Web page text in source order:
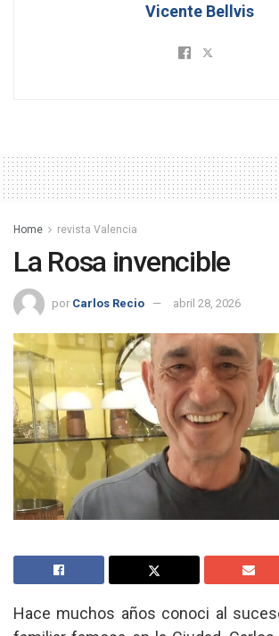
Vicente Bellvis
Home revista Valencia
La Rosa invencible
por Carlos Recio abril 28, 2026
Hace muchos años conoci al